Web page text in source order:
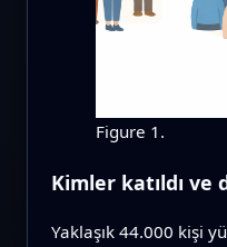
Figure 1.
Kimler katıldı
Yaklaşık 44.000 kişi